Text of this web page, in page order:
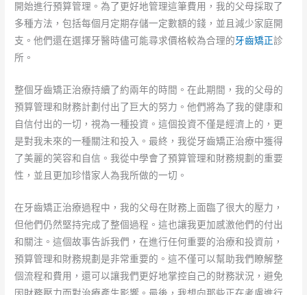
開始進行預算管理。為了更好地管理這筆費用，我的父母採取了
多種方法，包括每個月定期存儲一定數額的錢，並且減少家庭開
支。他們還在選擇牙醫時儘可能尋求價格較為合理的牙齒矯正診
所。
整個牙齒矯正治療持續了約兩年的時間。在此期間，我的父母的
預算管理和財務計劃付出了巨大的努力。他們將為了我的健康和
自信付出的一切，視為一種投資。這個投資不僅是經濟上的，更
是對我未來的一種關注和投入。最終，我從牙齒矯正治療中獲得
了美麗的笑容和自信。我從中學會了預算管理和財務規劃的重要
性，並且更加珍惜家人為我所做的一切。
在牙齒矯正治療過程中，我的父母在財務上面臨了很大的壓力，
但他們仍然堅持完成了整個過程。這也讓我更加感激他們的付出
和關注。這個故事告訴我們，在進行任何重要的治療和投資前，
預算管理和財務規劃是非常重要的。這不僅可以幫助我們瞭解整
個流程和費用，還可以讓我們更好地掌控自己的財務狀況，避免